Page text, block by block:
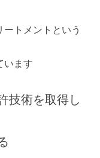
トメントという
います
技術を取得し